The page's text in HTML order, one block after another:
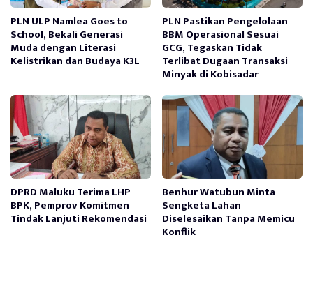
PLN ULP Namlea Goes to
School, Bekali Generasi
Muda dengan Literasi
Kelistrikan dan Budaya K3L
PLN Pastikan Pengelolaan
BBM Operasional Sesuai
GCG, Tegaskan Tidak
Terlibat Dugaan Transaksi
Minyak di Kobisadar
DPRD Maluku Terima LHP
BPK, Pemprov Komitmen
Tindak Lanjuti Rekomendasi
Benhur Watubun Minta
Sengketa Lahan
Diselesaikan Tanpa Memicu
Konflik